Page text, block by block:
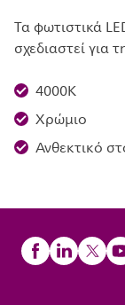
Τα φωτιστικά
σχεδιαστεί για
4000K
Χρώμιο
Ανθεκτικό